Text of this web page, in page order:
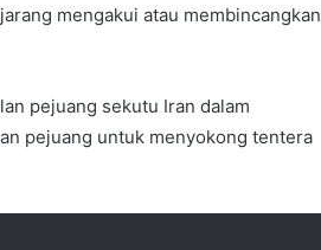
mengakui atau membincangkan
pejuang sekutu Iran dalam
pejuang untuk menyokong tentera